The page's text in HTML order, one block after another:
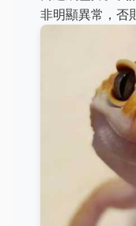
非明顯異常，否